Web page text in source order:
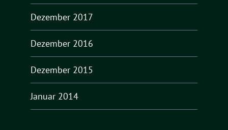
Dezember 2017
Dezember 2016
Dezember 2015
Januar 2014